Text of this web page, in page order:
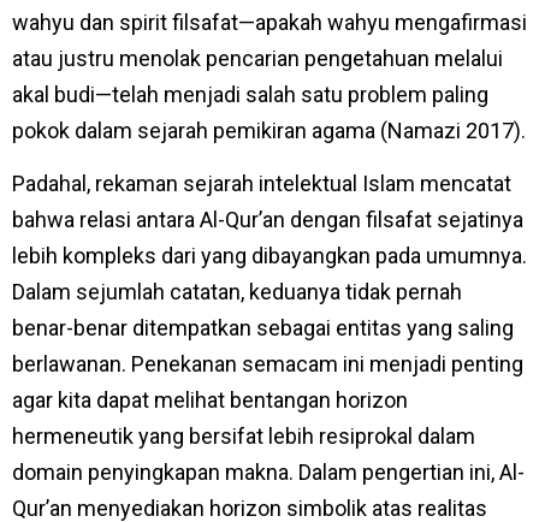
wahyu dan spirit filsafat—apakah wahyu mengafirmasi
atau justru menolak pencarian pengetahuan melalui
akal budi—telah menjadi salah satu problem paling
pokok dalam sejarah pemikiran agama (Namazi 2017).
Padahal, rekaman sejarah intelektual Islam mencatat
bahwa relasi antara Al-Qur’an dengan filsafat sejatinya
lebih kompleks dari yang dibayangkan pada umumnya.
Dalam sejumlah catatan, keduanya tidak pernah
benar-benar ditempatkan sebagai entitas yang saling
berlawanan. Penekanan semacam ini menjadi penting
agar kita dapat melihat bentangan horizon
hermeneutik yang bersifat lebih resiprokal dalam
domain penyingkapan makna. Dalam pengertian ini, Al-
Qur’an menyediakan horizon simbolik atas realitas